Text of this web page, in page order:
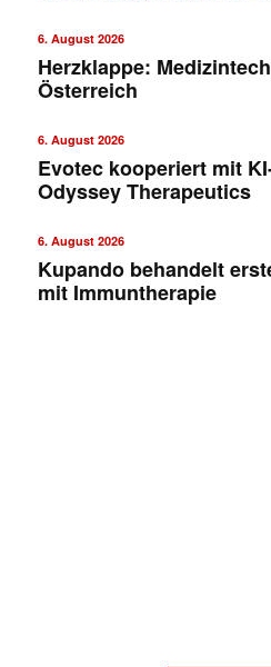
6. August 2026
Herzklappe:
Österreich
6. August 2026
Evotec kooperiert mit
Odyssey Therapeutics
6. August 2026
Kupando behandelt
mit Immuntherapie